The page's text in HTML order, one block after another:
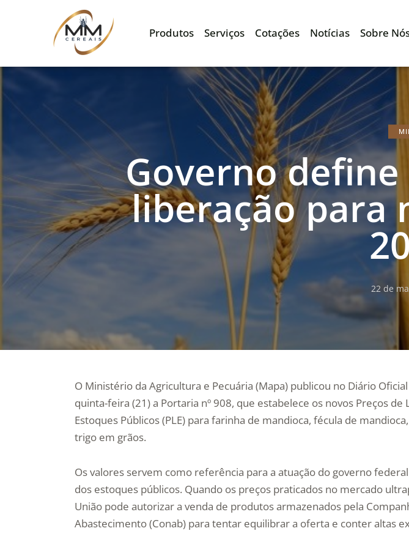
Produtos Serviços Cotações Notícias Sobre
Governo
liberação para
22 de
O Ministério da Agricultura e Pecuária (Mapa) publicou no Diário
quinta-feira (21) a Portaria nº 908, que estabelece os novos Preços de
Estoques Públicos (PLE) para farinha de mandioca, fécula de
trigo em grãos.
Os valores servem como referência para a atuação do governo
dos estoques públicos. Quando os preços praticados no mercado
União pode autorizar a venda de produtos armazenados pela
Abastecimento (Conab) para tentar equilibrar a oferta e conter altas